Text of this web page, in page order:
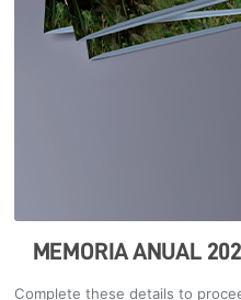
MEMORIA ANUAL
Complete these details to